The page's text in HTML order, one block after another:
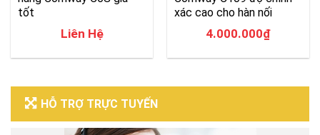
tốt
Liên Hệ
xác cao cho hàn nối
4.000.000₫
HỖ TRỢ TRỰC TUYẾN